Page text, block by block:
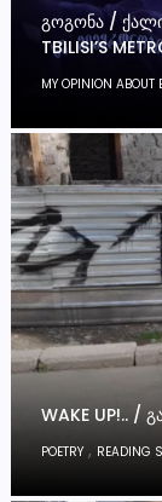
ᲒᲝᲒᲝᲜᲐ /
TBILISI’S
MY OPINION ABOUT
WAKE UP!.. /
POETRY, READING